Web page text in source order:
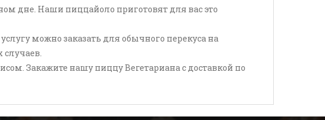
дне. Наши пиццайоло приготовят для вас это
можно заказать для обычного перекуса на
Закажите нашу пиццу Вегетариана с доставкой по